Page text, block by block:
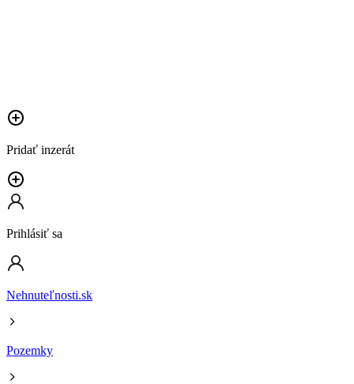
Pridať inzerát
Prihlásiť sa
Nehnuteľnosti.sk
Pozemky